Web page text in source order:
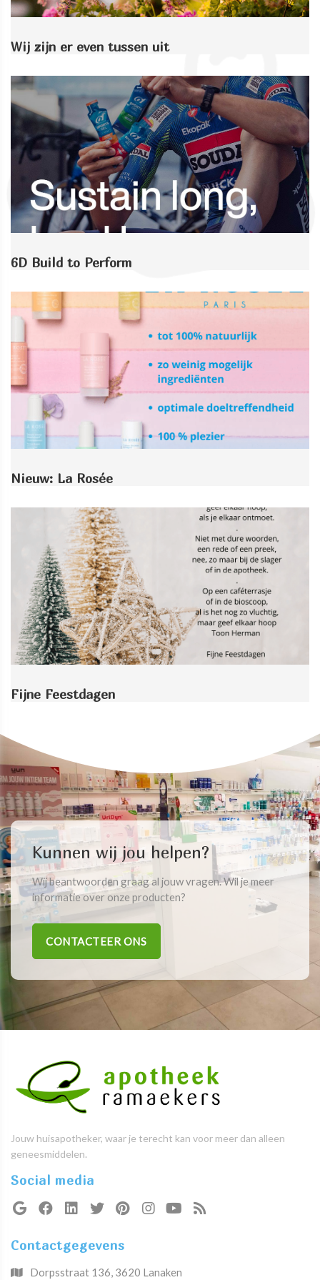
Wij zijn er even tussen uit
6D Build to Perform
Nieuw: La Rosée
Fijne Feestdagen
Kunnen wij jou helpen?
Wij beantwoorden graag al jouw vragen. Wil je meer
informatie over onze producten?
CONTACTEER ONS
Jouw huisapotheker, waar je terecht kan voor meer dan alleen
geneesmiddelen.
Social media
Contactgegevens
Dorpsstraat 136, 3620 Lanaken